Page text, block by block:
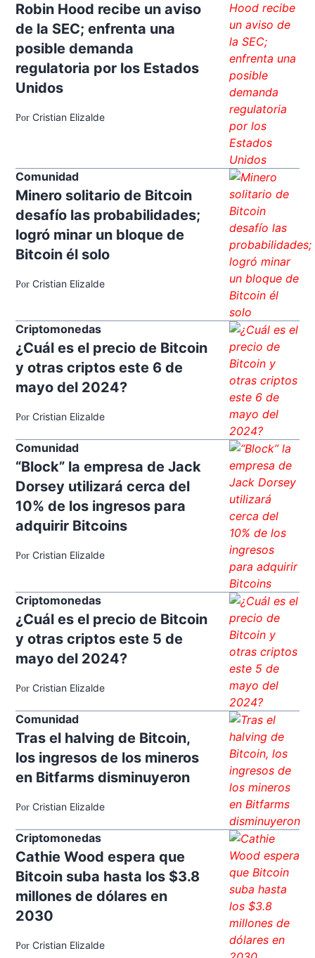
Robin Hood recibe un aviso
de la SEC; enfrenta una
posible demanda
regulatoria por los Estados
Unidos
Por Cristian Elizalde
Comunidad
Minero solitario de Bitcoin
desafío las probabilidades;
logró minar un bloque de
Bitcoin él solo
Por Cristian Elizalde
Criptomonedas
¿Cuál es el precio de Bitcoin
y otras criptos este 6 de
mayo del 2024?
Por Cristian Elizalde
Comunidad
“Block” la empresa de Jack
Dorsey utilizará cerca del
10% de los ingresos para
adquirir Bitcoins
Por Cristian Elizalde
Criptomonedas
¿Cuál es el precio de Bitcoin
y otras criptos este 5 de
mayo del 2024?
Por Cristian Elizalde
Comunidad
Tras el halving de Bitcoin,
los ingresos de los mineros
en Bitfarms disminuyeron
Por Cristian Elizalde
Criptomonedas
Cathie Wood espera que
Bitcoin suba hasta los $3.8
millones de dólares en
2030
Por Cristian Elizalde